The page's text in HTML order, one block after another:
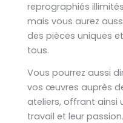
reprographiés
mais vous aurez
des pièces uniques
tous.
Vous pourrez aussi
vos œuvres auprès
ateliers, offrant ainsi
travail et leur passion.